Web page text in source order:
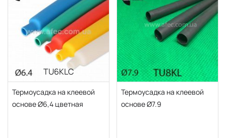
TU6KLC
Термоусадка на клеевой
основе Ø6,4 цветная
Термоусадка на клеевой
основе Ø7.9